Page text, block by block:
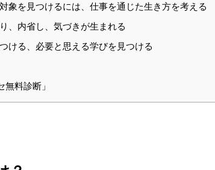
象を見つけるには、仕事を通じた生き方を考える
、内省し、気づきが生まれる
ける、必要と思える学びを見つける
料診断」